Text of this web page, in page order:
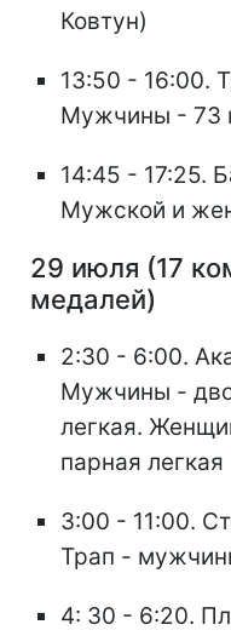
Ковтун)
13:50 - 16:00.
Мужчины - 73
14:45 - 17:25.
Мужской и
29 июля (17
медалей)
2:30 - 6:00.
Мужчины -
легкая.
парная легкая
3:00 - 11:00.
Трап -
4: 30 - 6:20.